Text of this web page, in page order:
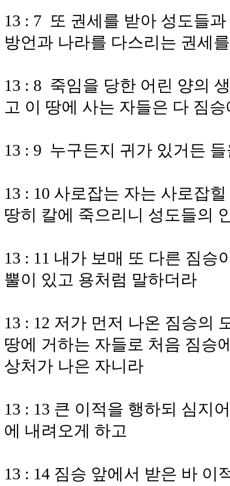
13 : 7 또 권세를 받아 성도들
방언과 나라를 다스리는 권세
13 : 8 죽임을 당한 어린 양의
고 이 땅에 사는 자들은 다 짐
13 : 9 누구든지 귀가 있거든
13 : 10 사로잡는 자는 사로잡
땅히 칼에 죽으리니 성도들의
13 : 11 내가 보매 또 다른 짐승
뿔이 있고 용처럼 말하더라
13 : 12 저가 먼저 나온 짐승의
땅에 거하는 자들로 처음 짐승
상처가 나은 자니라
13 : 13 큰 이적을 행하되 심지
에 내려오게 하고
13 : 14 짐승 앞에서 받은 바 이